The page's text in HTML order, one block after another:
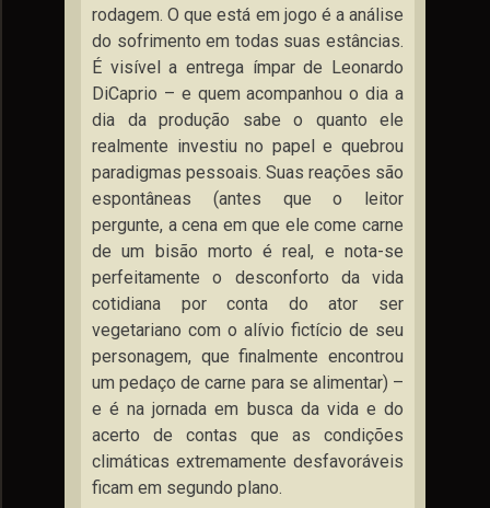
rodagem. O que está em jogo é a análise
do sofrimento em todas suas estâncias.
É visível a entrega ímpar de Leonardo
DiCaprio – e quem acompanhou o dia a
dia da produção sabe o quanto ele
realmente investiu no papel e quebrou
paradigmas pessoais. Suas reações são
espontâneas (antes que o leitor
pergunte, a cena em que ele come carne
de um bisão morto é real, e nota-se
perfeitamente o desconforto da vida
cotidiana por conta do ator ser
vegetariano com o alívio fictício de seu
personagem, que finalmente encontrou
um pedaço de carne para se alimentar) –
e é na jornada em busca da vida e do
acerto de contas que as condições
climáticas extremamente desfavoráveis
ficam em segundo plano.